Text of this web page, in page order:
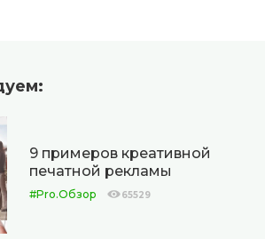
9 примеров креативной
печатной рекламы
#Pro.Обзор 65529